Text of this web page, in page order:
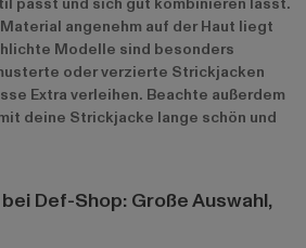
angenehm auf der Haut liegt
Modelle sind besonders
oder verzierte Strickjacken
Extra verleihen. Beachte außerdem
deine Strickjacke lange schön und
Def-Shop: Große Auswahl,